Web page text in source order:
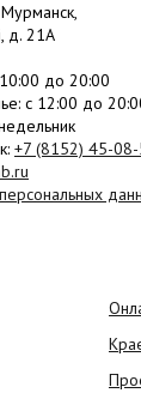
д. 21А
до 20:00
: c 12:00 до
+7 (8152) 45-